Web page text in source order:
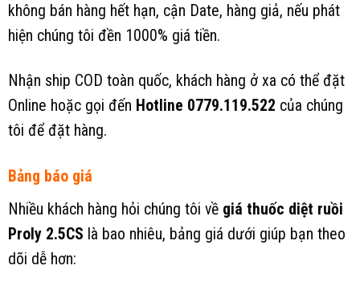
không bán hàng hết hạn, cận Date, hàng giả, nếu phát
hiện chúng tôi đền 1000% giá tiền.
Nhận ship COD toàn quốc, khách hàng ở xa có thể đặt
Online hoặc gọi đến Hotline 0779.119.522 của chúng
tôi để đặt hàng.
Bảng báo giá
Nhiều khách hàng hỏi chúng tôi về giá thuốc diệt ruồi
Proly 2.5CS là bao nhiêu, bảng giá dưới giúp bạn theo
dõi dễ hơn: